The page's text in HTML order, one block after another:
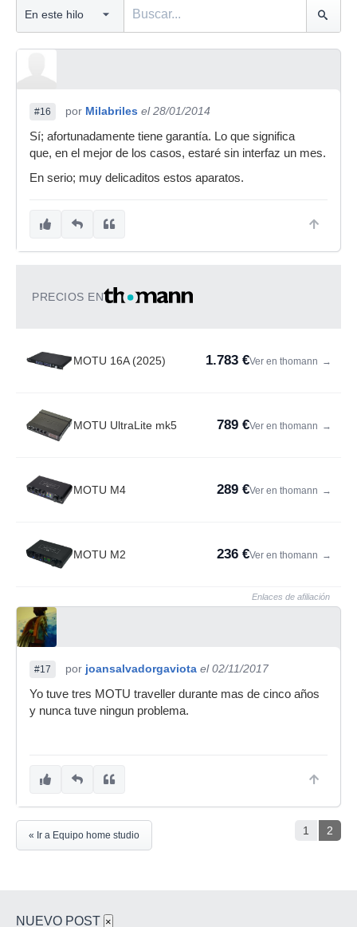
#16 por Milabriles el 28/01/2014
Sí; afortunadamente tiene garantía. Lo que significa
que, en el mejor de los casos, estaré sin interfaz un mes.
En serio; muy delicaditos estos aparatos.
PRECIOS EN
MOTU 16A (2025) 1.783 €Ver en thomann →
MOTU UltraLite mk5 789 €Ver en thomann →
MOTU M4 289 €Ver en thomann →
MOTU M2 236 €Ver en thomann →
Enlaces de afiliación
#17 por joansalvadorgaviota el 02/11/2017
Yo tuve tres MOTU traveller durante mas de cinco años
y nunca tuve ningun problema.
1 2
« Ir a Equipo home studio
NUEVO POST ×